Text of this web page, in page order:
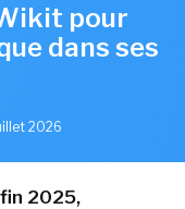
pour
dans ses
2026
2025,